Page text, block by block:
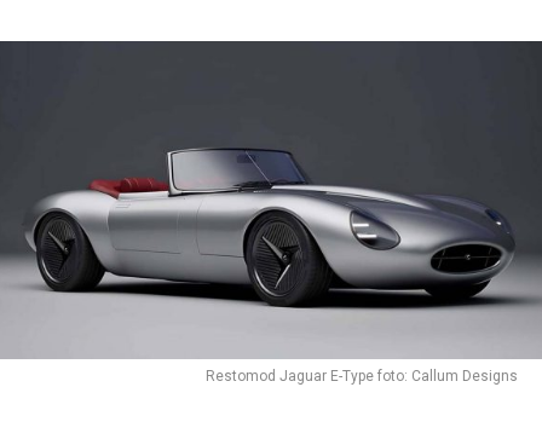
Restomod Jaguar E-Type foto: Callum Designs